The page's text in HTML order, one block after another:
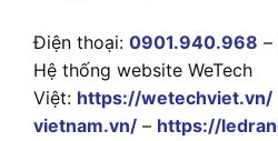
Điện thoại: 0901.940.968 –
Hệ thống website WeTech
Việt: https://wetechviet.vn/
vietnam.vn/ – https://